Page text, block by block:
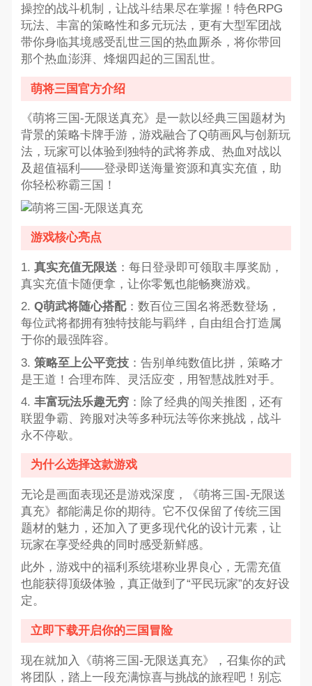
操控的战斗机制，让战斗结果尽在掌握！特色RPG
玩法、丰富的策略性和多元玩法，更有大型军团战
带你身临其境感受乱世三国的热血厮杀，将你带回
那个热血澎湃、烽烟四起的三国乱世。
萌将三国官方介绍
《萌将三国-无限送真充》是一款以经典三国题材为
背景的策略卡牌手游，游戏融合了Q萌画风与创新玩
法，玩家可以体验到独特的武将养成、热血对战以
及超值福利——登录即送海量资源和真实充值，助
你轻松称霸三国！
游戏核心亮点
1. 真实充值无限送：每日登录即可领取丰厚奖励，
真实充值卡随便拿，让你零氪也能畅爽游戏。
2. Q萌武将随心搭配：数百位三国名将悉数登场，
每位武将都拥有独特技能与羁绊，自由组合打造属
于你的最强阵容。
3. 策略至上公平竞技：告别单纯数值比拼，策略才
是王道！合理布阵、灵活应变，用智慧战胜对手。
4. 丰富玩法乐趣无穷：除了经典的闯关推图，还有
联盟争霸、跨服对决等多种玩法等你来挑战，战斗
永不停歇。
为什么选择这款游戏
无论是画面表现还是游戏深度，《萌将三国-无限送
真充》都能满足你的期待。它不仅保留了传统三国
题材的魅力，还加入了更多现代化的设计元素，让
玩家在享受经典的同时感受新鲜感。
此外，游戏中的福利系统堪称业界良心，无需充值
也能获得顶级体验，真正做到了“平民玩家”的友好设
定。
立即下载开启你的三国冒险
现在就加入《萌将三国-无限送真充》，召集你的武
将团队，踏上一段充满惊喜与挑战的旅程吧！别忘